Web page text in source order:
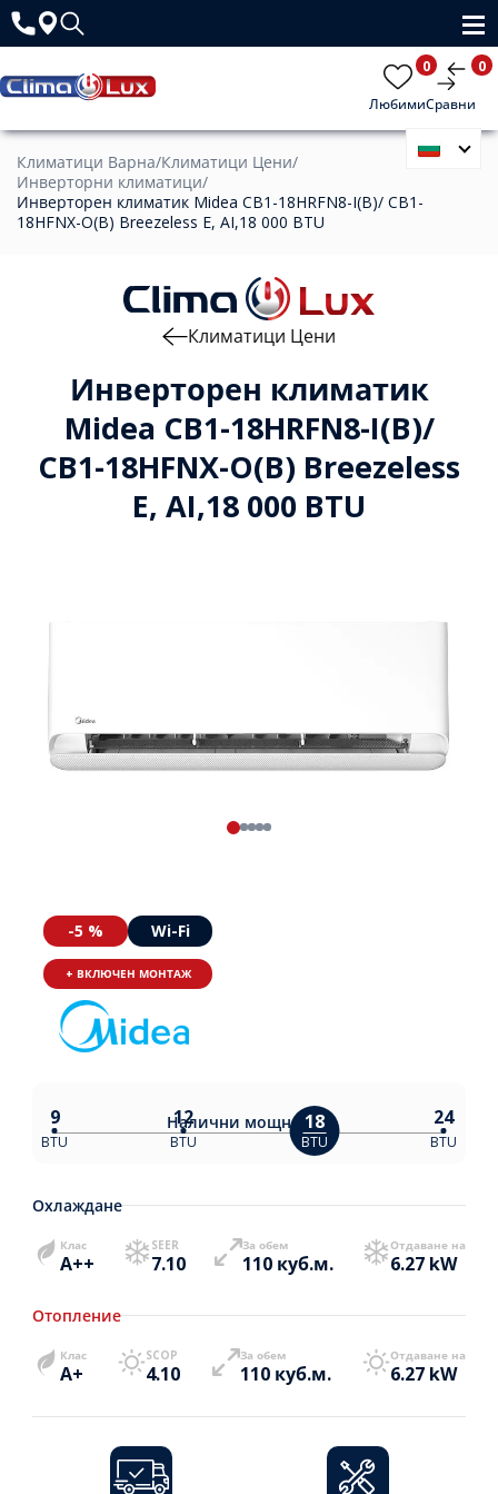
Любими
0
Сравни
0
Климатици Варна/Климатици Цени/
Инверторни климатици/
Инверторен климатик Midea CB1-18HRFN8-I(B)/ CB1-
18HFNX-O(B) Breezeless E, AI,18 000 BTU
Инверторен климатик
Midea CB1-18HRFN8-I(B)/
CB1-18HFNX-O(B) Breezeless
E, AI,18 000 BTU
Климатици Цени
-5 % Wi-Fi
+ ВКЛЮЧЕН МОНТАЖ
Налични мощности:
9
BTU
12
BTU
18
BTU
24
BTU
Охлаждане
Клас
A++
SEER
7.10
За обем
110 куб.м.
Отдаване на
6.27 kW
Отопление
Клас
A+
SCOP
4.10
За обем
110 куб.м.
Отдаване на
6.27 kW